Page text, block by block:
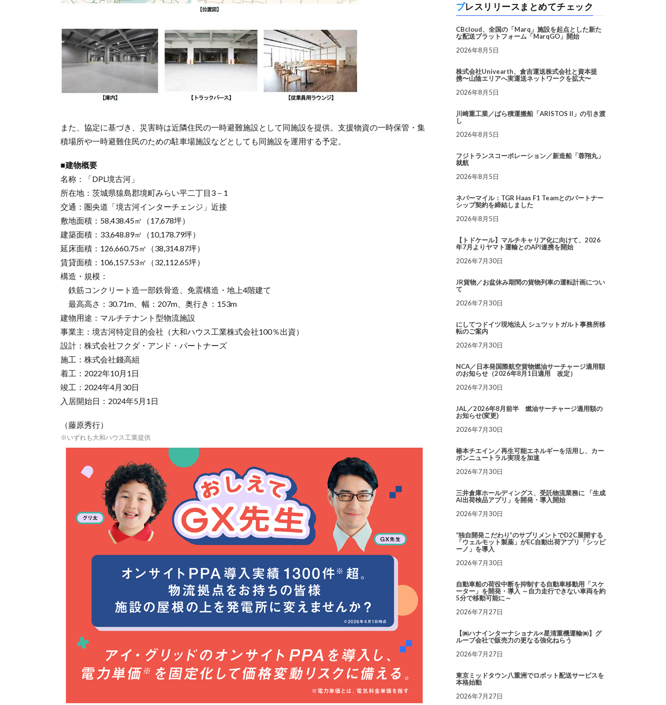
また、協定に基づき、災害時は近隣住民の一時避難施設として同施設を提供。支援物資の一時保管・集
積場所や一時避難住民のための駐車場施設などとしても同施設を運用する予定。
■建物概要
名称：「DPL境古河」
所在地：茨城県猿島郡境町みらい平二丁目3－1
交通：圏央道「境古河インターチェンジ」近接
敷地面積：58,438.45㎡（17,678坪）
建築面積：33,648.89㎡（10,178.79坪）
延床面積：126,660.75㎡（38,314.87坪）
賃貸面積：106,157.53㎡（32,112.65坪）
構造・規模：
鉄筋コンクリート造一部鉄骨造、免震構造・地上4階建て
最高高さ：30.71m、幅：207m、奥行き：153m
建物用途：マルチテナント型物流施設
事業主：境古河特定目的会社（大和ハウス工業株式会社100％出資）
設計：株式会社フクダ・アンド・パートナーズ
施工：株式会社錢高組
着工：2022年10月1日
竣工：2024年4月30日
入居開始日：2024年5月1日
（藤原秀行）
※いずれも大和ハウス工業提供
プレスリリースまとめてチェック
CBcloud、全国の「Marq」施設を起点とした新た
な配送プラットフォーム「MarqGO」開始
2026年8月5日
株式会社Univearth、倉吉運送株式会社と資本提
携〜山陰エリアへ実運送ネットワークを拡大〜
2026年8月5日
川崎重工業／ばら積運搬船「ARISTOS II」の引き渡
し
2026年8月5日
フジトランスコーポレーション／新造船「蓉翔丸」
就航
2026年8月5日
ネバーマイル：TGR Haas F1 Teamとのパートナー
シップ契約を締結しました
2026年8月5日
【トドケール】マルチキャリア化に向けて、2026
年7月よりヤマト運輸とのAPI連携を開始
2026年7月30日
JR貨物／お盆休み期間の貨物列車の運転計画につい
て
2026年7月30日
にしてつドイツ現地法人 シュツットガルト事務所移
転のご案内
2026年7月30日
NCA／日本発国際航空貨物燃油サーチャージ適用額
のお知らせ（2026年8月1日適用 改定）
2026年7月30日
JAL／2026年8月前半 燃油サーチャージ適用額の
お知らせ(変更)
2026年7月30日
椿本チエイン／再生可能エネルギーを活用し、カー
ボンニュートラル実現を加速
2026年7月30日
三井倉庫ホールディングス、受託物流業務に 「生成
AI出荷検品アプリ」を開発・導入開始
2026年7月30日
“独自開発こだわり”のサプリメントでD2C展開する
「ウェルモット製薬」がEC自動出荷アプリ「シッピ
ーノ」を導入
2026年7月30日
自動車船の荷役中断を抑制する自動車移動用「スケ
ーター」を開発・導入 ～自力走行できない車両を約
5分で移動可能に～
2026年7月27日
【㈱ハナインターナショナル×星清重機運輸㈱】グ
ループ会社で販売力の更なる強化ねらう
2026年7月27日
東京ミッドタウン八重洲でロボット配送サービスを
本格始動
2026年7月27日